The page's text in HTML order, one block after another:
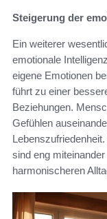
Steigerung der
Ein weiterer
emotionale
eigene Emotionen
führt zu einer
Beziehungen.
Gefühlen
Lebenszufriedenheit.
sind eng
harmonischeren